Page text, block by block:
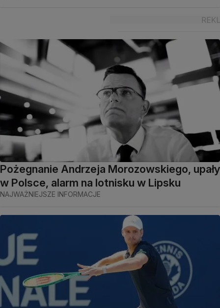
Pożegnanie Andrzeja Morozowskiego, upały
w Polsce, alarm na lotnisku w Lipsku
NAJWAŻNIEJSZE INFORMACJE